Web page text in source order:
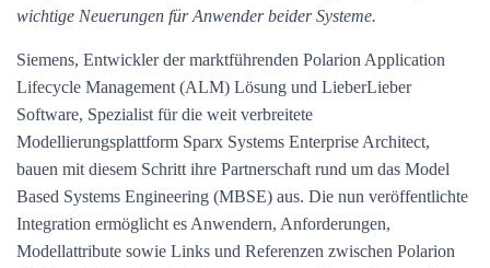
wichtige Neuerungen für Anwender beider Systeme.
Siemens, Entwickler der marktführenden Polarion Application
Lifecycle Management (ALM) Lösung und LieberLieber
Software, Spezialist für die weit verbreitete
Modellierungsplattform Sparx Systems Enterprise Architect,
bauen mit diesem Schritt ihre Partnerschaft rund um das Model
Based Systems Engineering (MBSE) aus. Die nun veröffentlichte
Integration ermöglicht es Anwendern, Anforderungen,
Modellattribute sowie Links und Referenzen zwischen Polarion